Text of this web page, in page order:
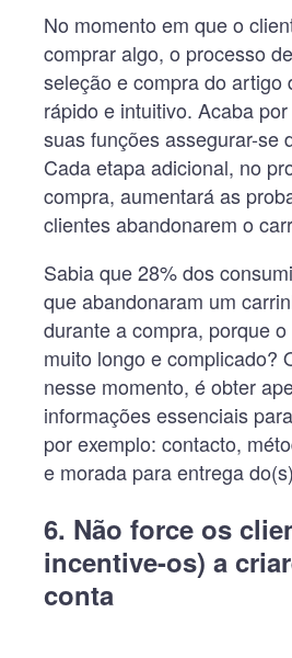
No momento em que o
comprar algo, o processo
seleção e compra do artigo
rápido e intuitivo. Acaba
suas funções assegurar-se
Cada etapa adicional, no
compra, aumentará as
clientes abandonarem o
Sabia que 28% dos
que abandonaram um
durante a compra, porque
muito longo e complicado?
nesse momento, é obter
informações essenciais
por exemplo: contacto,
e morada para entrega
6. Não force os
incentive-os) a
conta